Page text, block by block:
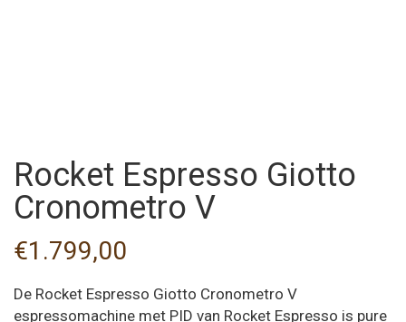
Rocket Espresso Giotto
Cronometro V
€1.799,00
De Rocket Espresso Giotto Cronometro V
espressomachine met PID van Rocket Espresso is pure